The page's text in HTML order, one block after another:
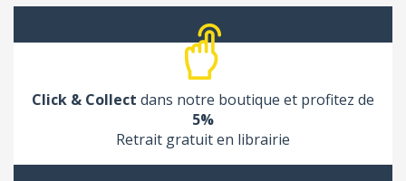
Click & Collect dans notre boutique et profitez de
5%
Retrait gratuit en librairie